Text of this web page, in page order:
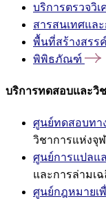
บริการตรวจวิ
สารสนเทศแล
พื้นที่สร้างสรรค์
พิพิธภัณฑ์
บริการทดสอบและวิ
ศูนย์ทดสอบทา
วิชาการแห่งจุ
ศูนย์การแปลแ
และการล่ามเ
ศูนย์กฎหมายเ